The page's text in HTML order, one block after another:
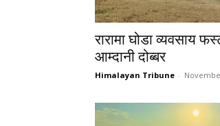
रारामा घोडा व्यवसाय
आम्दानी दोब्बर
Himalayan Tribune -